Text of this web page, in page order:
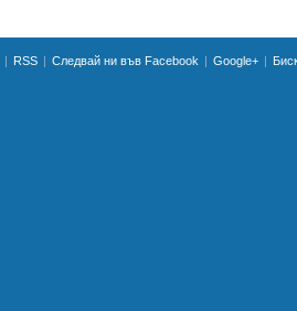
RSS Следвай ни във Facebook Google+